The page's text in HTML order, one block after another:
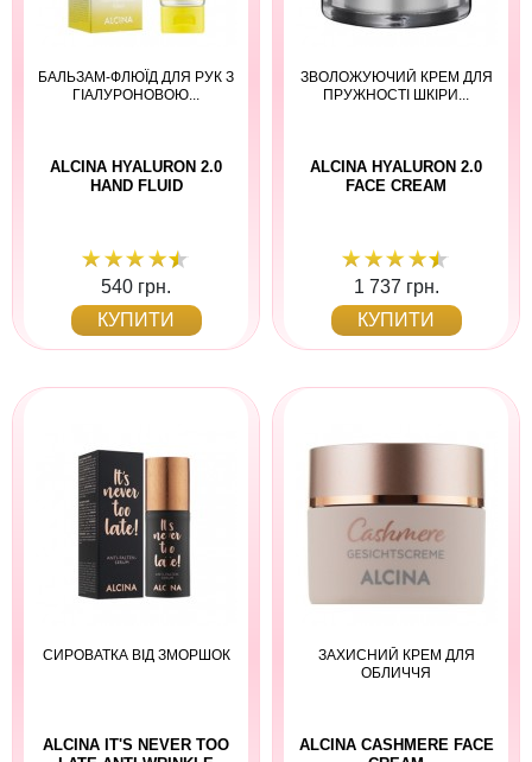
БАЛЬЗАМ-ФЛЮЇД ДЛЯ РУК З
ГІАЛУРОНОВОЮ...
ALCINA HYALURON 2.0
HAND FLUID
540 грн.
КУПИТИ
ЗВОЛОЖУЮЧИЙ КРЕМ ДЛЯ
ПРУЖНОСТІ ШКІРИ...
ALCINA HYALURON 2.0
FACE CREAM
1 737 грн.
КУПИТИ
СИРОВАТКА ВІД ЗМОРШОК
ALCINA IT'S NEVER TOO
ЗАХИСНИЙ КРЕМ ДЛЯ
ОБЛИЧЧЯ
ALCINA CASHMERE FACE